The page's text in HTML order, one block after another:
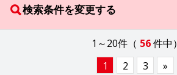
検索条件を変更する
1～20件（ 56 件中）
1
2 3 »